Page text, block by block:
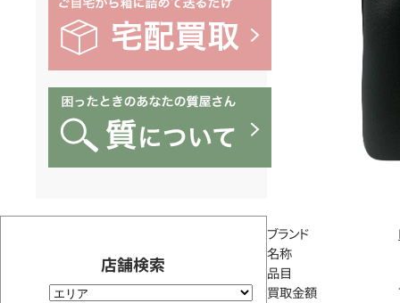
店舗検索
ブランド
名称
品目
買取金額